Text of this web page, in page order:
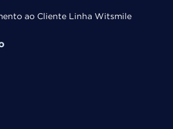
ao Cliente Linha Witsmile